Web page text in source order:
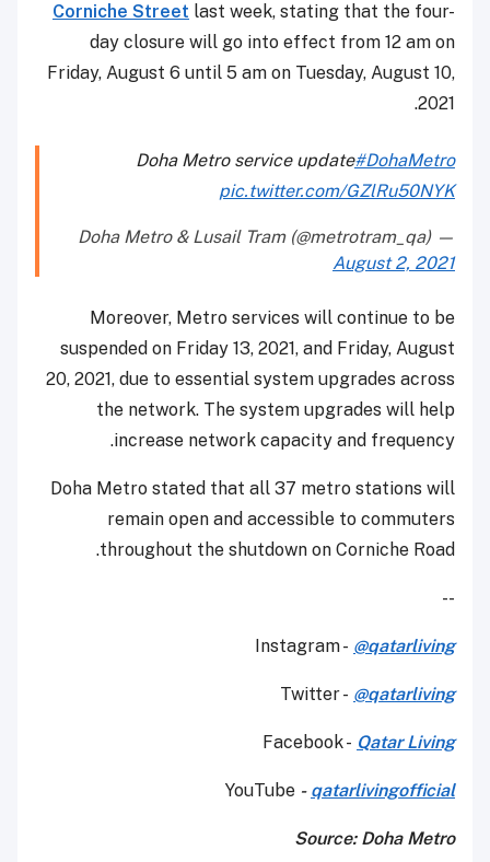
Corniche Street last week, stating that the four-
day closure will go into effect from 12 am on
Friday, August 6 until 5 am on Tuesday, August 10,
2021.
Doha Metro service update#DohaMetro
pic.twitter.com/GZlRu50NYK
— Doha Metro & Lusail Tram (@metrotram_qa)
August 2, 2021
Moreover, Metro services will continue to be
suspended on Friday 13, 2021, and Friday, August
20, 2021, due to essential system upgrades across
the network. The system upgrades will help
increase network capacity and frequency.
Doha Metro stated that all 37 metro stations will
remain open and accessible to commuters
throughout the shutdown on Corniche Road.
--
Instagram - @qatarliving
Twitter - @qatarliving
Facebook - Qatar Living
YouTube - qatarlivingofficial
Source: Doha Metro